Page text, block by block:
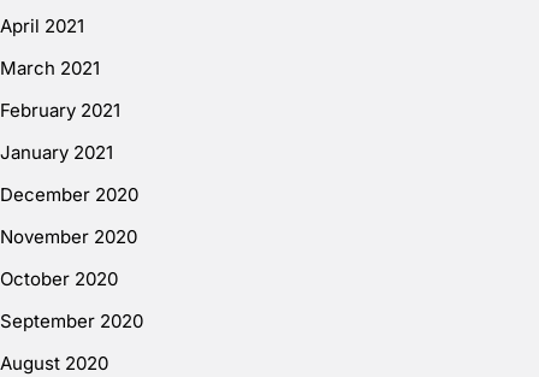
April 2021
March 2021
February 2021
January 2021
December 2020
November 2020
October 2020
September 2020
August 2020